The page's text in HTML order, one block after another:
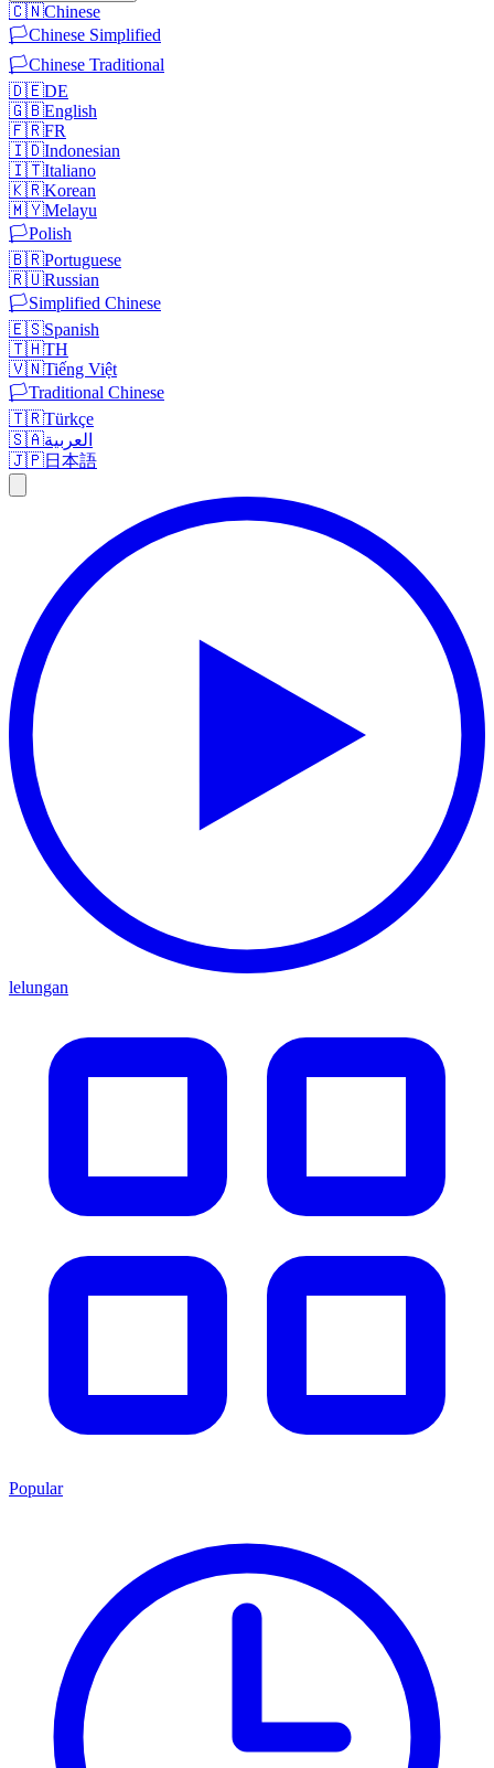
🇨🇳Chinese
🏳️Chinese Simplified
🏳️Chinese Traditional
🇩🇪DE
🇬🇧English
🇫🇷FR
🇮🇩Indonesian
🇮🇹Italiano
🇰🇷Korean
🇲🇾Melayu
🏳️Polish
🇧🇷Portuguese
🇷🇺Russian
🏳️Simplified Chinese
🇪🇸Spanish
🇹🇭TH
🇻🇳Tiếng Việt
🏳️Traditional Chinese
🇹🇷Türkçe
🇸🇦العربية
🇯🇵日本語
lelungan
Popular